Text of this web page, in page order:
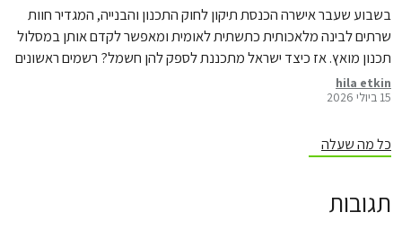
בשבוע שעבר אישרה הכנסת תיקון לחוק התכנון והבנייה, המגדיר חוות
שרתים לבינה מלאכותית כתשתית לאומית ומאפשר לקדם אותן במסלול
תכנון מואץ. אז כיצד ישראל מתכננת לספק להן חשמל? רשמים ראשונים
מדיון מקצועי בנושא
hila etkin
15 ביולי 2026
כל מה שעלה
תגובות